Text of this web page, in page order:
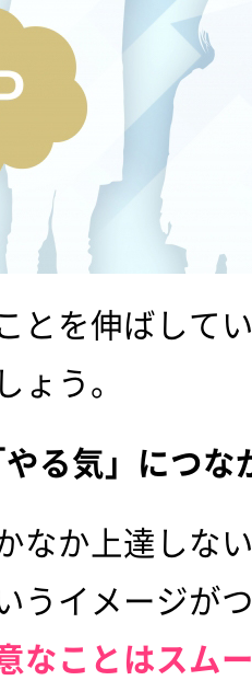
とを伸ばして
ょう。
る気」につな
なか上達しな
うイメージが
なことはスム